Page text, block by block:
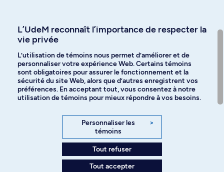
Langues
Facebook Instagram
YouTube
L’UdeM reconnaît l’importance de respecter la
vie privée
L’utilisation de témoins nous permet d’améliorer et de
personnaliser votre expérience Web. Certains témoins
sont obligatoires pour assurer le fonctionnement et la
sécurité du site Web, alors que d’autres enregistrent vos
préférences. En acceptant tout, vous consentez à notre
utilisation de témoins pour mieux répondre à vos besoins.
Personnaliser les
témoins
>
Tout refuser
Tout accepter